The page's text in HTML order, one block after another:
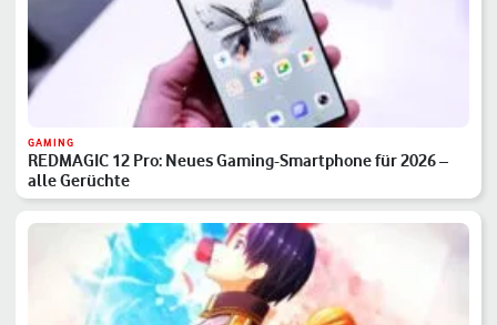
GAMING
REDMAGIC 12 Pro: Neues Gaming-Smartphone für 2026 –
alle Gerüchte